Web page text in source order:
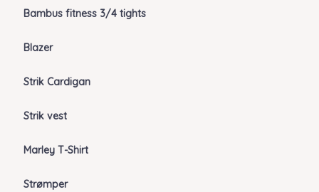
Bambus fitness 3/4 tights
Blazer
Strik Cardigan
Strik vest
Marley T-Shirt
Strømper